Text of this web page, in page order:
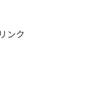
ンク